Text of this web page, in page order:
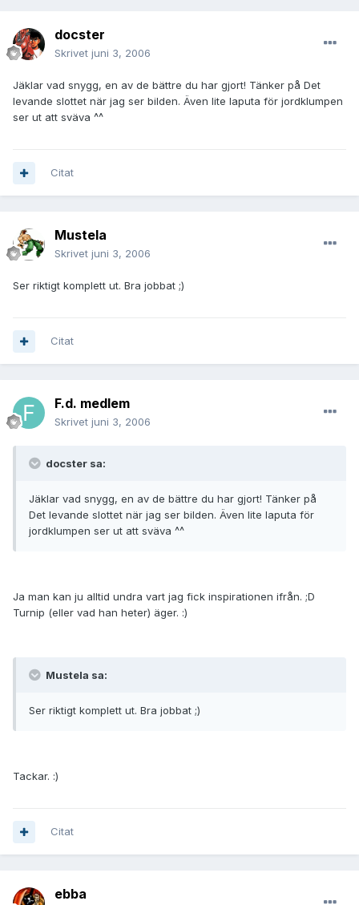
docster
Skrivet juni 3, 2006
Jäklar vad snygg, en av de bättre du har gjort! Tänker på Det
levande slottet när jag ser bilden. Även lite laputa för jordklumpen
ser ut att sväva ^^
Citat
Mustela
Skrivet juni 3, 2006
Ser riktigt komplett ut. Bra jobbat ;)
Citat
F.d. medlem
Skrivet juni 3, 2006
docster sa:
Jäklar vad snygg, en av de bättre du har gjort! Tänker på
Det levande slottet när jag ser bilden. Även lite laputa för
jordklumpen ser ut att sväva ^^
Ja man kan ju alltid undra vart jag fick inspirationen ifrån. ;D
Turnip (eller vad han heter) äger. :)
Mustela sa:
Ser riktigt komplett ut. Bra jobbat ;)
Tackar. :)
Citat
ebba